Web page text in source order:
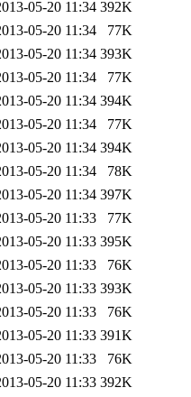
05-20 11:34 392K
05-20 11:34
77K
05-20 11:34 393K
05-20 11:34
77K
05-20 11:34 394K
05-20 11:34
77K
05-20 11:34 394K
05-20 11:34
78K
05-20 11:34 397K
05-20 11:33
77K
05-20 11:33 395K
05-20 11:33
76K
05-20 11:33 393K
05-20 11:33
76K
05-20 11:33 391K
05-20 11:33
76K
05-20 11:33 392K